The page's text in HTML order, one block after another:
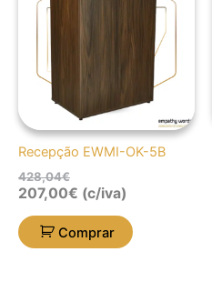
Recepção EWMI-OK-5B
428,04€
207,00€ (c/iva)
Comprar